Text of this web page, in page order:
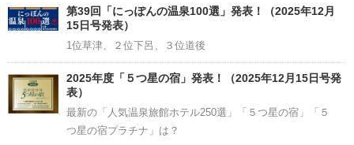
Channel
第39回「にっぽんの温泉100選」発表！（2025年12月
15日号発表）
1位草津、２位下呂、３位道後
2025年度「５つ星の宿」発表！（2025年12月15日号発
表）
最新の「人気温泉旅館ホテル250選」「５つ星の宿」「５
つ星の宿プラチナ」は？